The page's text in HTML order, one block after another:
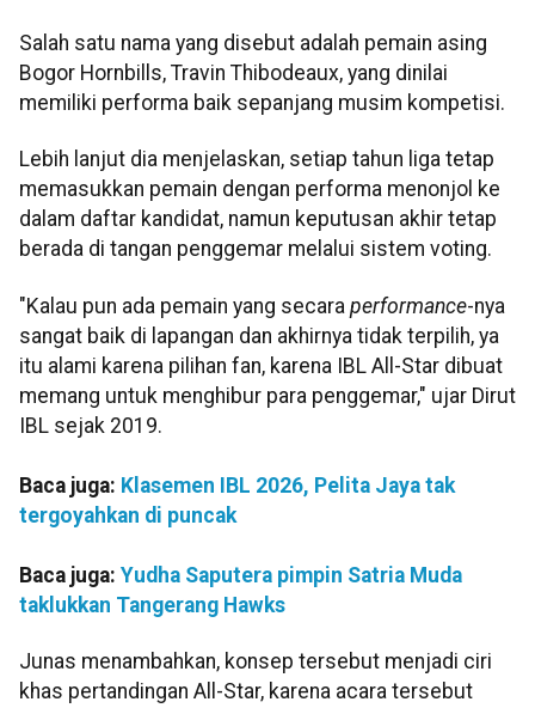
Salah satu nama yang disebut adalah pemain asing
Bogor Hornbills, Travin Thibodeaux, yang dinilai
memiliki performa baik sepanjang musim kompetisi.
Lebih lanjut dia menjelaskan, setiap tahun liga tetap
memasukkan pemain dengan performa menonjol ke
dalam daftar kandidat, namun keputusan akhir tetap
berada di tangan penggemar melalui sistem voting.
"Kalau pun ada pemain yang secara performance-nya
sangat baik di lapangan dan akhirnya tidak terpilih, ya
itu alami karena pilihan fan, karena IBL All-Star dibuat
memang untuk menghibur para penggemar," ujar Dirut
IBL sejak 2019.
Baca juga: Klasemen IBL 2026, Pelita Jaya tak
tergoyahkan di puncak
Baca juga: Yudha Saputera pimpin Satria Muda
taklukkan Tangerang Hawks
Junas menambahkan, konsep tersebut menjadi ciri
khas pertandingan All-Star, karena acara tersebut